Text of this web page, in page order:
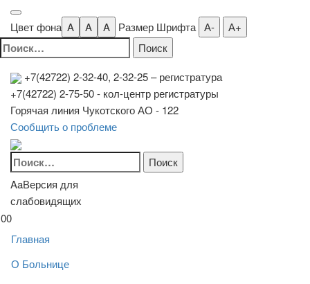
Цвет фона A A A Размер Шрифта А- А+
Найти:
+7(42722) 2-32-40, 2-32-25– регистратура
+7(42722) 2-75-50 - кол-центр регистратуры
Горячая линия Чукотского АО - 122
Сообщить о проблеме
Найти:
AaВерсия для
слабовидящих
00
Главная
О Больнице